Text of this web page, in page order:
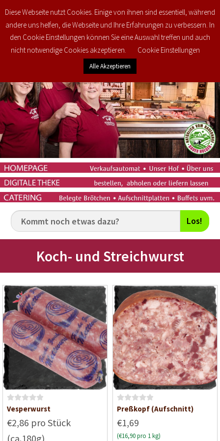
€0,00 0
Los!
Koch- und Streichwurst
B
w
e
Vesperwurst
€2,86 pro Stück
(ca.180g)
B
w
e
Preßkopf (Aufschnitt)
€1,69
(€16,90 pro 1 kg)
Diese Webseite nutzt Cookies. Einige von ihnen sind essentiell, während
andere uns helfen, die Webseite und Ihre Erfahrungen zu verbessern. In
den Cookie Einstellungen können Sie eine Auswahl treffen und auch
nicht notwendige Cookies akzeptieren.
Cookie Einstellungen
Alle Akzeptieren